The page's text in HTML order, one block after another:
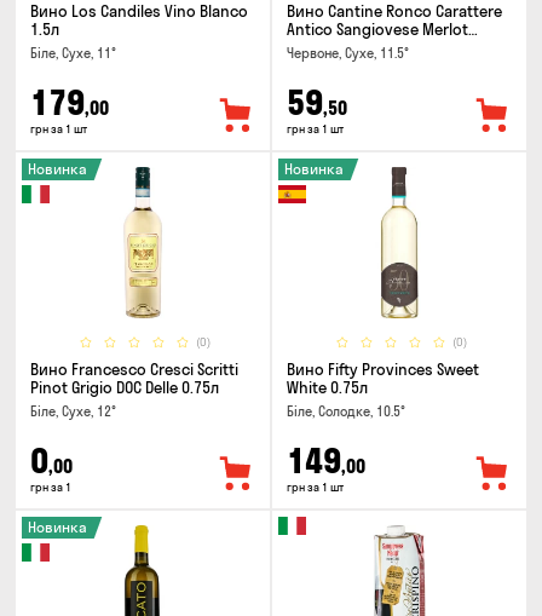
Вино Los Candiles Vino Blanco
1.5л
Біле, Сухе, 11°
179,00
грн за 1 шт
Вино Cantine Ronco Carattere
Antico Sangiovese Merlot
Rubicone IGT 0.25л
Червоне, Сухе, 11.5°
59,50
грн за 1 шт
(0)
Новинка
Вино Francesco Cresci Scritti
Pinot Grigio DOC Delle 0.75л
Біле, Сухе, 12°
0,00
грн за 1
(0)
Новинка
Вино Fifty Provinces Sweet
White 0.75л
Біле, Солодке, 10.5°
149,00
грн за 1 шт
Новинка